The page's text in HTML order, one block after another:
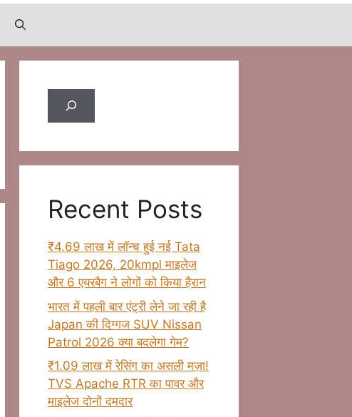
Search
Recent Posts
₹4.69 लाख में लॉन्च हुई नई Tata
Tiago 2026, 20kmpl माइलेज
और 6 एयरबैग ने लोगों को किया हैरान
भारत में पहली बार एंट्री लेने जा रही है
Japan की दिग्गज SUV Nissan
Patrol 2026 क्या बदलेगा गेम?
₹1.09 लाख में रेसिंग का असली मज़ा!
TVS Apache RTR का पावर और
माइलेज दोनों दमदार